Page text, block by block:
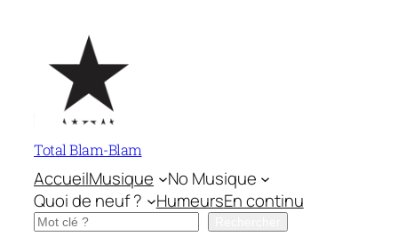
contenu
Total Blam-Blam
AccueilMusique
No Musique
Quoi de neuf ?
HumeursEn continu
Rechercher